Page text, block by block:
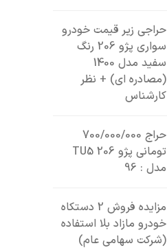
حراجی زیر قیمت خودرو
سواری پژو 206 رنگ
سفید مدل 1400
(مصادره ای) + نظر
کارشناس
حراج 700/000/000
تومانی پژو 206 TU5
مدل : 96
مزایده فروش 2 دستکاه
خودرو مازاد بلا استفاده
(شرکت سهامی عام)